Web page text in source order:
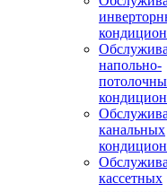
напольно-
канальных
кассетных